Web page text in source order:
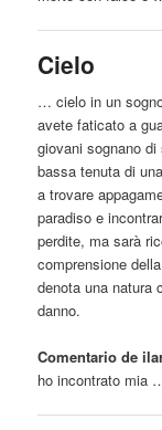
Cielo
… cielo in un
avete faticato a
giovani sognano
bassa tenuta di
a trovare
paradiso e
perdite, ma sarà
comprensione
denota una natura
danno.
Comentario de
ho incontrato mia